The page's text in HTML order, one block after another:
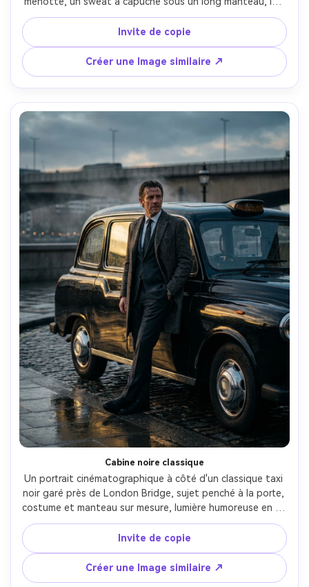
mains ajustant les sangles du sac à dos, la lumière du jour
fraîche, une position franche, photographié sur Canon R5,
35mm f/2, tout-corps Cadre vertical, grain de ville réaliste,
classement des couleurs moderne propre- -ar 4:5
Invite de copie
Créer une Image similaire ↗
Cabine noire classique
Un portrait cinématographique à côté d'un classique taxi
noir garé près de London Bridge, sujet penché à la porte,
costume et manteau sur mesure, lumière humoreuse en fin
d'après-midi, brume subtile, tourné sur Sony A1, 85mm
f/1.4, profondeur de champ peu profonde, reflets
brillants, esthétique de campagne de voyage haut de
gamme, détail photoréaliste-AR 4:5
Invite de copie
Créer une Image similaire ↗